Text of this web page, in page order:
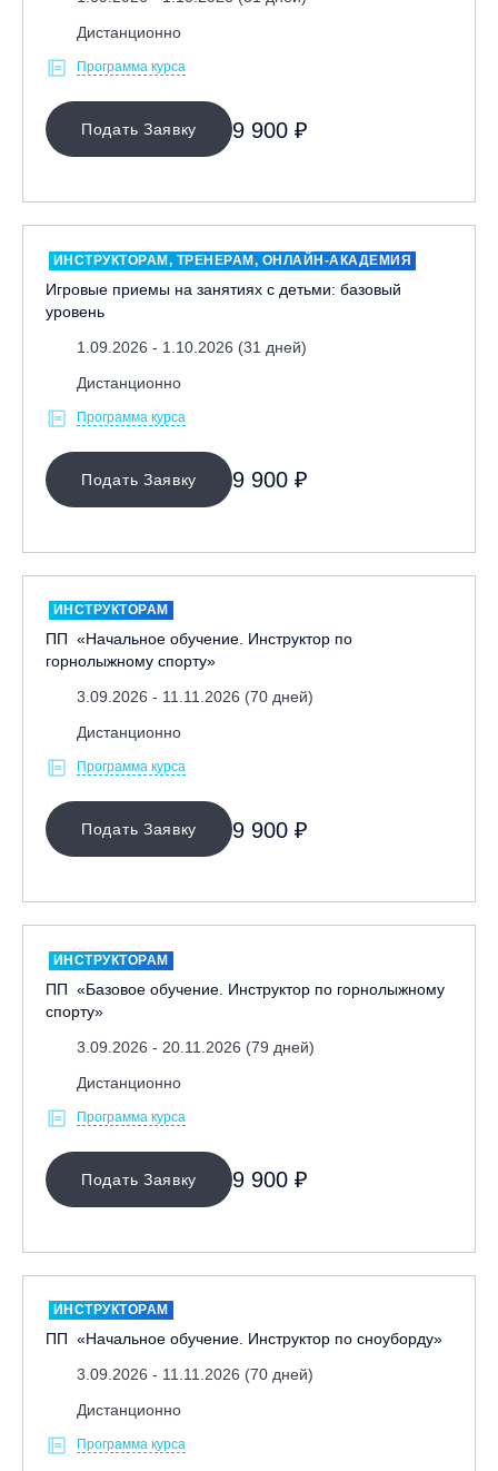
Дистанционно
Программа курса
Подать Заявку 9 900 ₽
ИНСТРУКТОРАМ, ТРЕНЕРАМ, ОНЛАЙН-АКАДЕМИЯ
Игровые приемы на занятиях с детьми: базовый
уровень
1.09.2026 - 1.10.2026 (31 дней)
Дистанционно
Программа курса
Подать Заявку 9 900 ₽
ИНСТРУКТОРАМ
ПП «Начальное обучение. Инструктор по
горнолыжному спорту»
3.09.2026 - 11.11.2026 (70 дней)
Дистанционно
Программа курса
Подать Заявку 9 900 ₽
ИНСТРУКТОРАМ
ПП «Базовое обучение. Инструктор по горнолыжному
спорту»
3.09.2026 - 20.11.2026 (79 дней)
Дистанционно
Программа курса
Подать Заявку 9 900 ₽
ИНСТРУКТОРАМ
ПП «Начальное обучение. Инструктор по сноуборду»
3.09.2026 - 11.11.2026 (70 дней)
Дистанционно
Программа курса